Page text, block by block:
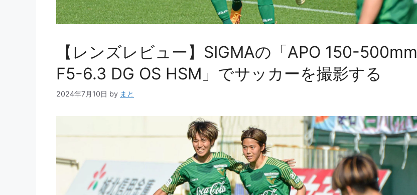
【レンズレビュー】SIGMAの「APO 150-500mm
F5-6.3 DG OS HSM」でサッカーを撮影する
2024年7月10日 by まと